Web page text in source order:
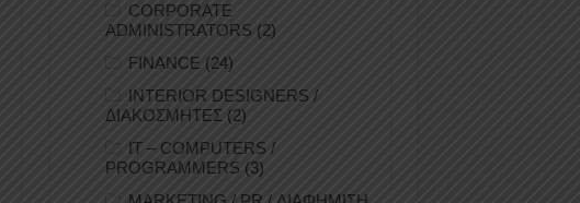
CORPORATE
ADMINISTRATORS (2)
FINANCE (24)
INTERIOR DESIGNERS /
ΔΙΑΚΟΣΜΗΤΕΣ (2)
IT – COMPUTERS /
PROGRAMMERS (3)